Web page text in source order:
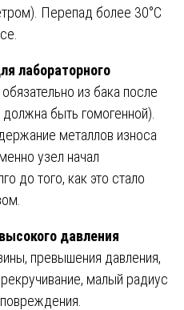
Перепад более 30°C
лабораторного
из бака после
быть гомогенной).
металлов износа
узел начал
до того, как это стало
давления
превышения давления,
малый радиус